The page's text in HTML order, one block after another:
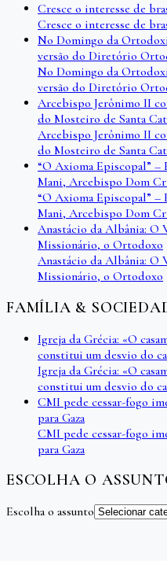
Cresce o interesse de
Cresce o interesse de
No Domingo da
versão do Diretório
No Domingo da
versão do Diretório
Arcebispo Jerônimo II
do Mosteiro de Santa
Arcebispo Jerônimo II
do Mosteiro de Santa
“O Axioma Episcopal”
Mani, Arcebispo Dom
“O Axioma Episcopal”
Mani, Arcebispo Dom
Anastácio da Albânia: O
Missionário, o Ortodoxo
Anastácio da Albânia: O
Missionário, o Ortodoxo
FAMÍLIA &
Igreja da Grécia: «O
constitui um desvio do
Igreja da Grécia: «O
constitui um desvio do
CMI pede cessar-fogo
para Gaza
CMI pede cessar-fogo
para Gaza
ESCOLHA O
Escolha o assunto